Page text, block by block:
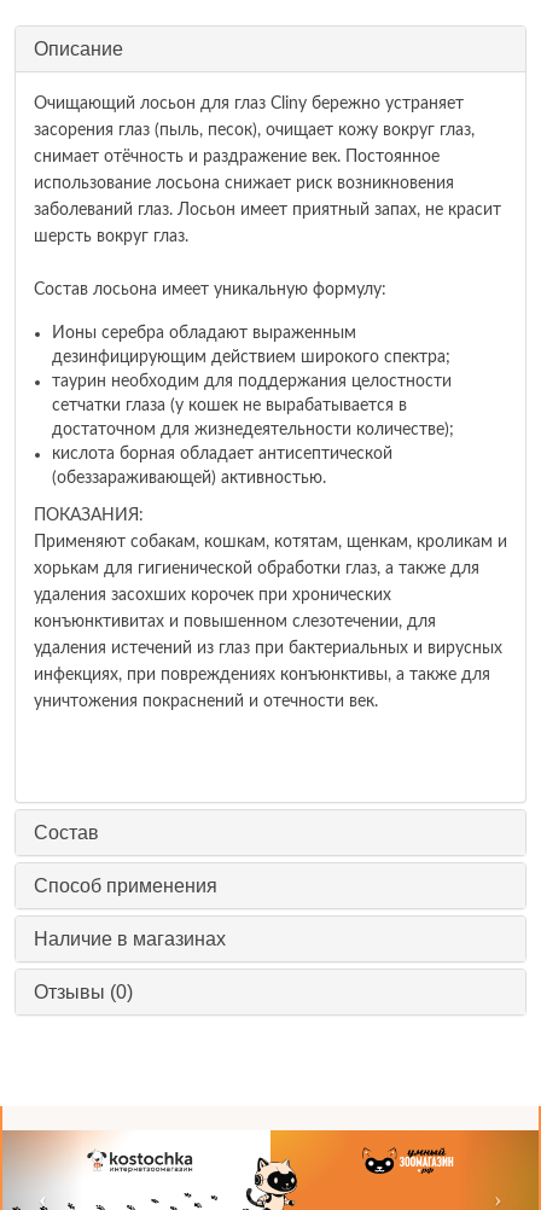
Описание
Очищающий лосьон для глаз Cliny бережно устраняет
засорения глаз (пыль, песок), очищает кожу вокруг глаз,
снимает отёчность и раздражение век. Постоянное
использование лосьона снижает риск возникновения
заболеваний глаз. Лосьон имеет приятный запах, не красит
шерсть вокруг глаз.
Состав лосьона имеет уникальную формулу:
Ионы серебра обладают выраженным
дезинфицирующим действием широкого спектра;
таурин необходим для поддержания целостности
сетчатки глаза (у кошек не вырабатывается в
достаточном для жизнедеятельности количестве);
кислота борная обладает антисептической
(обеззараживающей) активностью.
ПОКАЗАНИЯ:
Применяют собакам, кошкам, котятам, щенкам, кроликам и
хорькам для гигиенической обработки глаз, а также для
удаления засохших корочек при хронических
конъюнктивитах и повышенном слезотечении, для
удаления истечений из глаз при бактериальных и вирусных
инфекциях, при повреждениях конъюнктивы, а также для
уничтожения покраснений и отечности век.
Состав
Способ применения
Наличие в магазинах
Отзывы (0)